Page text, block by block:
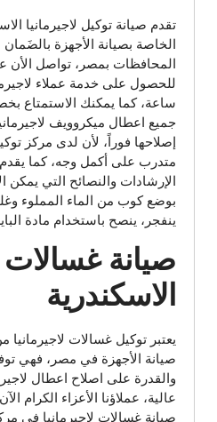
تقدم صيانة توكيل لاجيرمانيا
الخاصة بصيانة الأجهزة بالضَمان
المحافظات بمصر، تواصل الأن
ساعة، كما يمكنك الاستمتاع
جميع اعطال ميكروويف
إصلاحها فوراً، لأن لدى مركز
متدرب على أكمل وجه، كما
الإرشادات والنصائح التي يمكن
بوضع كوب من الماء المملوء
ينفجر، ينصح باستخدام مادة
صيانة غسالات
الاسكندرية
يعتبر توكيل غسالات
صيانة الأجهزة في مصر، فهي
والقدرة على اصلاح اعطال
عالية، عملاؤنا الأعزاء الكرام
صيانة غسالات لاجيرمانيا في